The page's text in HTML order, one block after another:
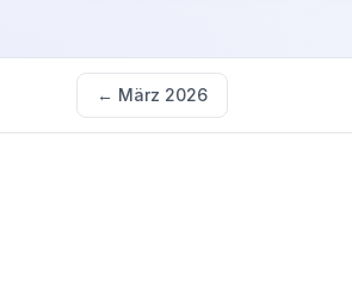
← März 2026